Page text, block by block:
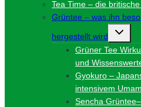
Tea Time – die
Grüntee – was ihn
hergestellt wird
Grüner Tee
und
Gyokuro –
intensivem
Sencha